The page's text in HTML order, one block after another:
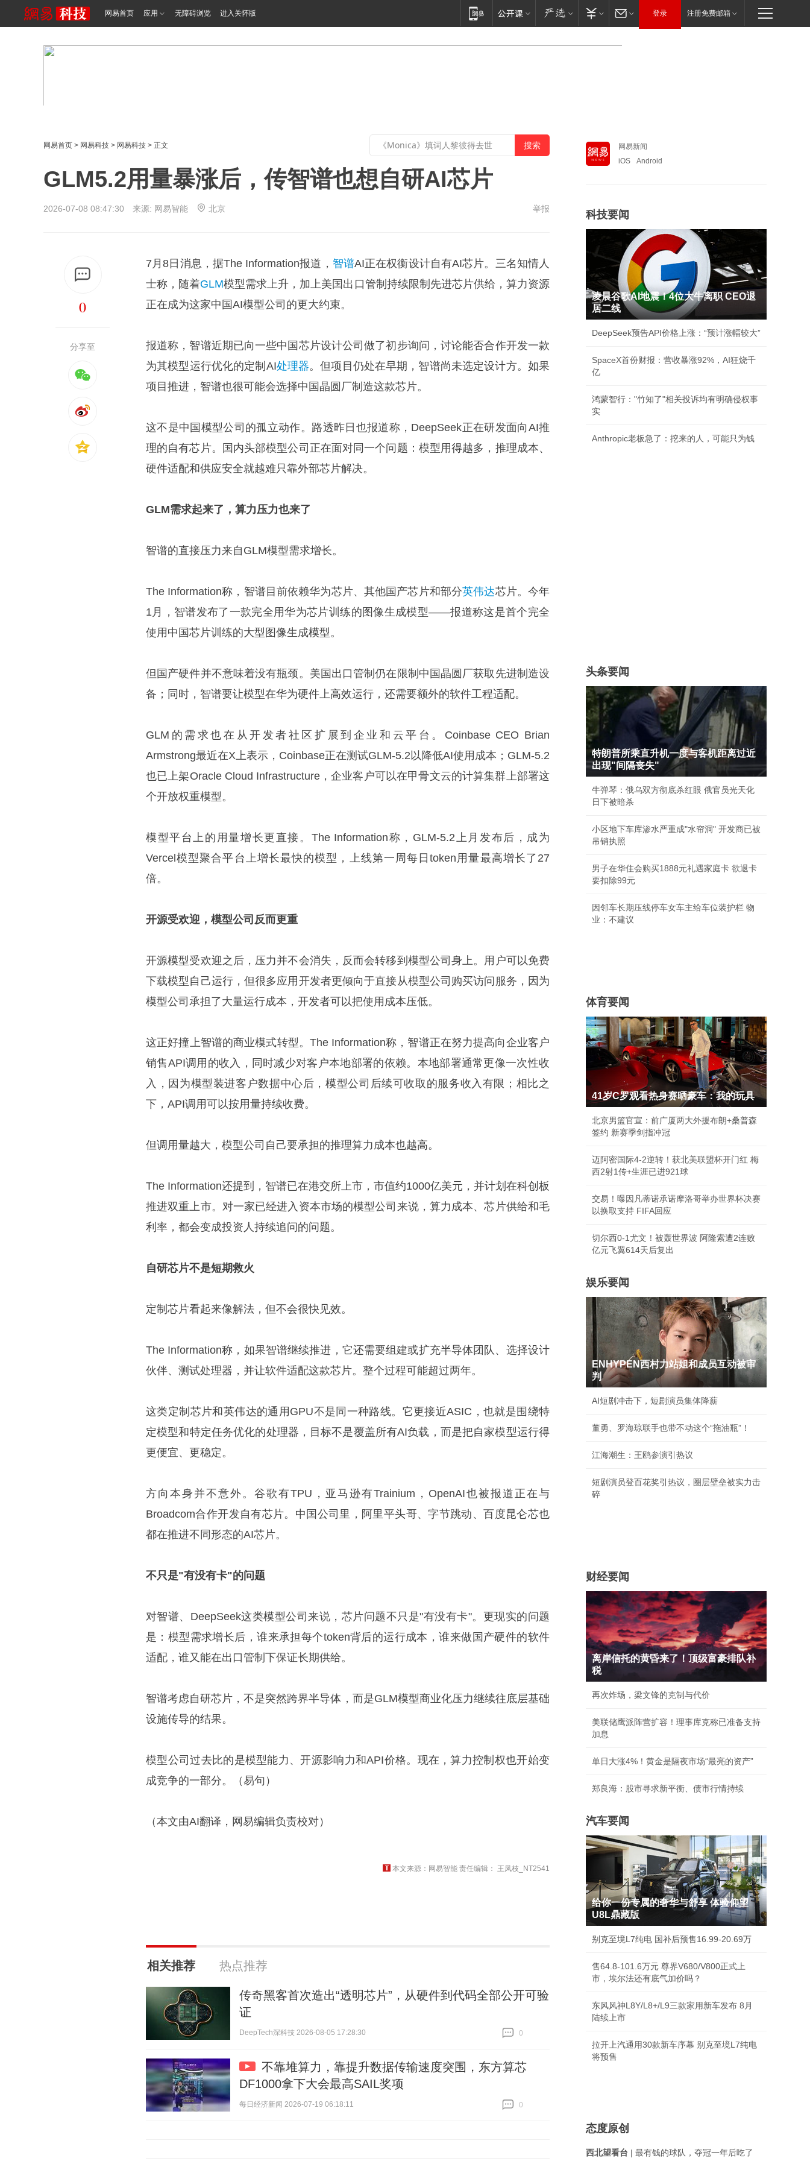
网易首页 应用 无障碍浏览 进入关怀版 登录 注册免费邮箱
网易首页 > 网易科技 > 网易科技 > 正文
GLM5.2用量暴涨后，传智谱也想自研AI芯片
2026-07-08 08:47:30 来源: 网易智能 北京 举报
0
分享至
7月8日消息，据The Information报道， 智谱AI正在权衡设计自有AI芯片。三名知情人
士称，随着GLM模型需求上升，加上美国出口管制持续限制先进芯片供给，算力资源
正在成为这家中国AI模型公司的更大约束。
报道称，智谱近期已向一些中国芯片设计公司做了初步询问，讨论能否合作开发一款
为其模型运行优化的定制AI处理器。但项目仍处在早期，智谱尚未选定设计方。如果
项目推进，智谱也很可能会选择中国晶圆厂制造这款芯片。
这不是中国模型公司的孤立动作。路透昨日也报道称，DeepSeek正在研发面向AI推
理的自有芯片。国内头部模型公司正在面对同一个问题：模型用得越多，推理成本、
硬件适配和供应安全就越难只靠外部芯片解决。
GLM需求起来了，算力压力也来了
智谱的直接压力来自GLM模型需求增长。
The Information称，智谱目前依赖华为芯片、其他国产芯片和部分英伟达芯片。今年
1月，智谱发布了一款完全用华为芯片训练的图像生成模型——报道称这是首个完全
使用中国芯片训练的大型图像生成模型。
但国产硬件并不意味着没有瓶颈。美国出口管制仍在限制中国晶圆厂获取先进制造设
备；同时，智谱要让模型在华为硬件上高效运行，还需要额外的软件工程适配。
GLM的需求也在从开发者社区扩展到企业和云平台。Coinbase CEO Brian
Armstrong最近在X上表示，Coinbase正在测试GLM-5.2以降低AI使用成本；GLM-5.2
也已上架Oracle Cloud Infrastructure，企业客户可以在甲骨文云的计算集群上部署这
个开放权重模型。
模型平台上的用量增长更直接。The Information称，GLM-5.2上月发布后，成为
Vercel模型聚合平台上增长最快的模型，上线第一周每日token用量最高增长了27
倍。
开源受欢迎，模型公司反而更重
开源模型受欢迎之后，压力并不会消失，反而会转移到模型公司身上。用户可以免费
下载模型自己运行，但很多应用开发者更倾向于直接从模型公司购买访问服务，因为
模型公司承担了大量运行成本，开发者可以把使用成本压低。
这正好撞上智谱的商业模式转型。The Information称，智谱正在努力提高向企业客户
销售API调用 的收入，同时减少对客户本地部署的依赖。本地部署通常更像一次性收
入，因为模型装进客户数据中心后，模型公司后续可收取的服务收入有限；相比之
下，API调用可以按用量持续收费。
但调用量越大，模型公司自己要承担的推理算力成本也越高。
The Information还提到，智谱已在港交所上市，市值约1000亿美元，并计划在科创板
推进双重上市。对一家已经进入资本市场的模型公司来说，算力成本、芯片供给和毛
利率，都会变成投资人持续追问的问题。
自研芯片不是短期救火
定制芯片看起来像解法，但不会很快见效。
The Information称，如果智谱继续推进，它还需要组建或扩充半导体团队、选择设计
伙伴、测试处理器，并让软件适配这款芯片。整个过程可能超过两年。
这类定制芯片和英伟达的通用GPU不是同一种路线。它更接近ASIC，也就是围绕特
定模型和特定任务优化的处理器，目标不是覆盖所有AI负载，而是把自家模型运行得
更便宜、更稳定。
方向本身并不意外。谷歌有TPU，亚马逊有Trainium，OpenAI也被报道正在与
Broadcom合作开发自有芯片。中国公司里，阿里平头哥、字节跳动、百度昆仑芯也
都在推进不同形态的AI芯片。
不只是"有没有卡"的问题
对智谱、DeepSeek这类模型公司来说，芯片问题不只是"有没有卡"。更现实的问题
是：模型需求增长后，谁来承担每个token背后的运行成本，谁来做国产硬件的软件
适配，谁又能在出口管制下保证长期供给。
智谱考虑自研芯片，不是突然跨界半导体，而是GLM模型商业化压力继续往底层基础
设施传导的结果。
模型公司过去比的是模型能力、开源影响力和API价格。现在，算力控制权也开始变
成竞争的一部分。（易句）
（本文由AI翻译，网易编辑负责校对）
本文来源：网易智能 责任编辑： 王凤枝_NT2541
相关推荐 热点推荐
传奇黑客首次造出“透明芯片”，从硬件到代码全部公开可验
证
DeepTech深科技 2026-08-05 17:28:30
0
不靠堆算力，靠提升数据传输速度突围，东方算芯
DF1000拿下大会最高SAIL奖项
每日经济新闻 2026-07-19 06:18:11
0
网易新闻
iOS
Android
科技要闻
凌晨谷歌AI地震！4位大牛离职 CEO退
居二线
DeepSeek预告API价格上涨：“预计涨幅较大”
SpaceX首份财报：营收暴涨92%，AI狂烧千
亿
鸿蒙智行："竹知了"相关投诉均有明确侵权事
实
Anthropic老板急了：挖来的人，可能只为钱
头条要闻
特朗普所乘直升机一度与客机距离过近
出现"间隔丧失"
牛弹琴：俄乌双方彻底杀红眼 俄官员光天化
日下被暗杀
小区地下车库渗水严重成"水帘洞" 开发商已被
吊销执照
男子在华住会购买1888元礼遇家庭卡 欲退卡
要扣除99元
因邻车长期压线停车女车主给车位装护栏 物
业：不建议
体育要闻
41岁C罗观看热身赛晒豪车：我的玩具
北京男篮官宣：前广厦两大外援布朗+桑普森
签约 新赛季剑指冲冠
迈阿密国际4-2逆转！获北美联盟杯开门红 梅
西2射1传+生涯已进921球
交易！曝因凡蒂诺承诺摩洛哥举办世界杯决赛
以换取支持 FIFA回应
切尔西0-1尤文！被轰世界波 阿隆索遭2连败
亿元飞翼614天后复出
娱乐要闻
ENHYPEN西村力站姐和成员互动被审
判
AI短剧冲击下，短剧演员集体降薪
董勇、罗海琼联手也带不动这个“拖油瓶”！
江海潮生：王鸥参演引热议
短剧演员登百花奖引热议，圈层壁垒被实力击
碎
财经要闻
离岸信托的黄昏来了！顶级富豪排队补
税
再次炸场，梁文锋的克制与代价
美联储鹰派阵营扩容！理事库克称已准备支持
加息
单日大涨4%！黄金是隔夜市场“最亮的资产”
郑良海：股市寻求新平衡、债市行情持续
汽车要闻
给你一份专属的奢华与舒享 体验仰望
U8L鼎藏版
别克至境L7纯电 国补后预售16.99-20.69万
售64.8-101.6万元 尊界V680/V800正式上
市，埃尔法还有底气加价吗？
东风风神L8Y/L8+/L9三款家用新车发布 8月
陆续上市
拉开上汽通用30款新车序幕 别克至境L7纯电
将预售
态度原创
西北望看台 | 最有钱的球队，夺冠一年后吃了